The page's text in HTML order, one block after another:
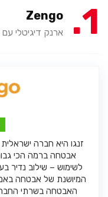
1
Zengo
ארנק דיגיטלי
זנגו היא חברה
אבטחה ברמה הכי
לשימוש – שילוב נדיר
המיושנת של אבטחה
האבטחה בשרתי